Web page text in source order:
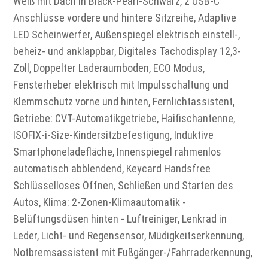
Anschlüsse vordere und hintere Sitzreihe, Adaptive
LED Scheinwerfer, Außenspiegel elektrisch einstell-,
beheiz- und anklappbar, Digitales Tachodisplay 12,3-
Zoll, Doppelter Laderaumboden, ECO Modus,
Fensterheber elektrisch mit Impulsschaltung und
Klemmschutz vorne und hinten, Fernlichtassistent,
Getriebe: CVT-Automatikgetriebe, Haifischantenne,
ISOFIX-i-Size-Kindersitzbefestigung, Induktive
Smartphoneladefläche, Innenspiegel rahmenlos
automatisch abblendend, Keycard Handsfree
Schlüsselloses Öffnen, Schließen und Starten des
Autos, Klima: 2-Zonen-Klimaautomatik -
Belüftungsdüsen hinten - Luftreiniger, Lenkrad in
Leder, Licht- und Regensensor, Müdigkeitserkennung,
Notbremsassistent mit Fußgänger-/Fahrraderkennung,